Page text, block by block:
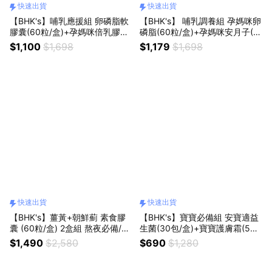
快速出貨
【BHK's】哺乳應援組 卵磷脂軟
膠囊(60粒/盒)+孕媽咪倍乳膠囊
(60粒/盒) 媽媽禮/月子禮/快速出
貨
$1,100 $1,698
快速出貨
【BHK's】 哺乳調養組 孕媽咪卵
磷脂(60粒/盒)+孕媽咪安月子(6
0粒/盒) 媽媽禮/月子禮/快速出貨
$1,179 $1,698
快速出貨
【BHK's】薑黃+朝鮮薊 素食膠
囊 (60粒/盒) 2盒組 熬夜必備/考
試/應酬/快速出貨
$1,490 $2,580
快速出貨
【BHK's】寶寶必備組 安寶適益
生菌(30包/盒)+寶寶護膚霜(50
ml/條) 兒童保健/周歲禮物/新生
兒/彌月禮/寶寶/快速出貨
$690 $1,280